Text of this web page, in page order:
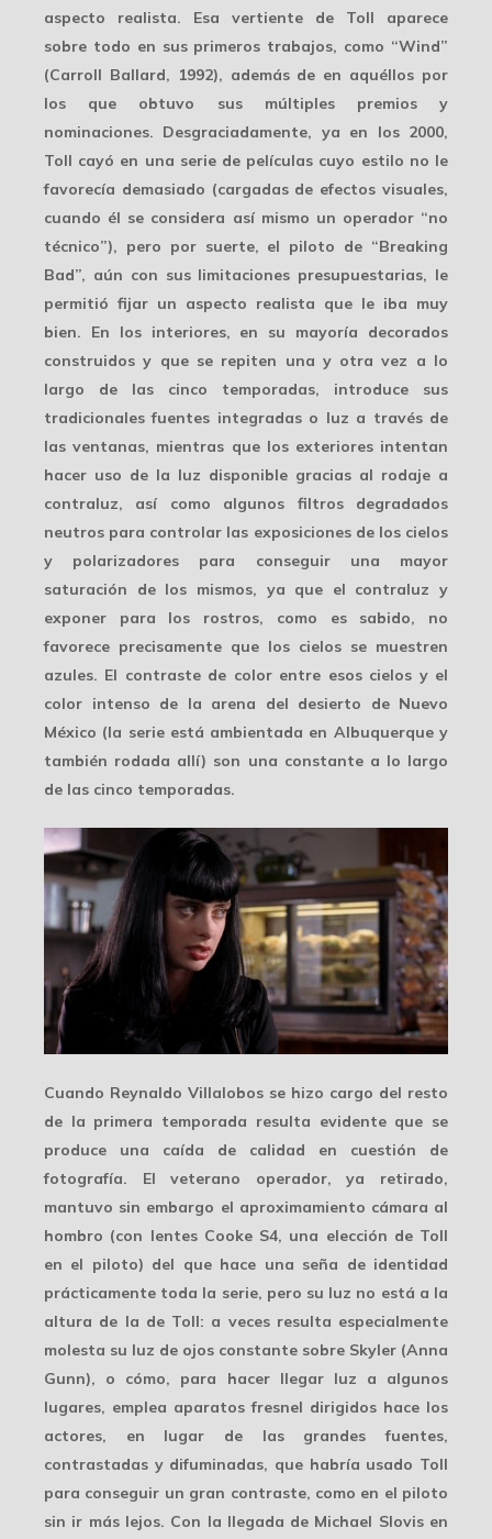
aspecto realista. Esa vertiente de Toll aparece
sobre todo en sus primeros trabajos, como “Wind”
(Carroll Ballard, 1992), además de en aquéllos por
los que obtuvo sus múltiples premiosy
nominaciones. Desgraciadamente, ya en los 2000,
Toll cayó en una serie de películas cuyo estilo no le
favorecía demasiado (cargadas de efectos visuales,
cuando él se considera así mismo un operador “no
técnico”), pero por suerte, el piloto de “Breaking
Bad”, aún con sus limitaciones presupuestarias, le
permitió fijar un aspecto realista que le iba muy
bien. En los interiores, en su mayoría decorados
construidos y que se repiten una y otra vez a lo
largo de las cinco temporadas, introduce sus
tradicionales fuentes integradas o luz a través de
las ventanas, mientras que los exteriores intentan
hacer uso de la luz disponible gracias al rodaje a
contraluz, así como algunos filtros degradados
neutros para controlar las exposiciones de los cielos
y polarizadores para conseguir una mayor
saturación de los mismos, ya que el contraluz y
exponer para los rostros, como es sabido, no
favorece precisamente que los cielos se muestren
azules. El contraste de color entre esos cielos y el
color intenso de la arena del desierto de Nuevo
México (la serie está ambientada en Albuquerque y
también rodada allí) son una constante a lo largo
de las cinco temporadas.
Cuando Reynaldo Villalobos se hizo cargo del resto
de la primera temporada resulta evidente que se
produce una caída de calidad en cuestión de
fotografía. El veterano operador, ya retirado,
mantuvo sin embargo el aproximamiento cámara al
hombro (con lentes Cooke S4, una elección de Toll
en el piloto) del que hace una seña de identidad
prácticamente toda la serie, pero su luz no está a la
altura de la de Toll: a veces resulta especialmente
molesta su luz de ojos constante sobre Skyler (Anna
Gunn), o cómo, para hacer llegar luz a algunos
lugares, emplea aparatos fresnel dirigidos hace los
actores, en lugar de las grandes fuentes,
contrastadas y difuminadas, que habría usado Toll
para conseguir un gran contraste, como en el piloto
sin ir más lejos. Con la llegada de Michael Slovisen